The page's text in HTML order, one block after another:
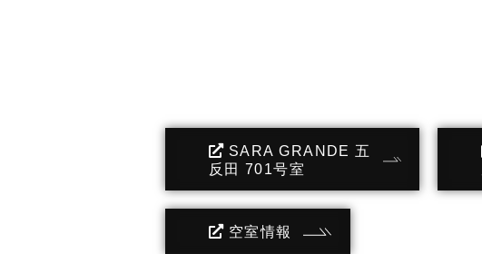
SARA GRANDE 五
反田 701号室
空室情報